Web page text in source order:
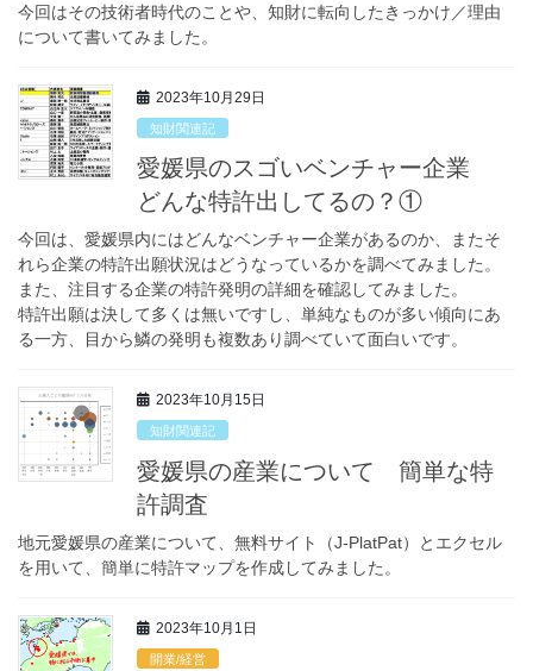
今回はその技術者時代のことや、知財に転向したきっかけ／理由
について書いてみました。
2023年10月29日
知財関連記
愛媛県のスゴいベンチャー企業
どんな特許出してるの？①
今回は、愛媛県内にはどんなベンチャー企業があるのか、またそ
れら企業の特許出願状況はどうなっているかを調べてみました。
また、注目する企業の特許発明の詳細を確認してみました。
特許出願は決して多くは無いですし、単純なものが多い傾向にあ
る一方、目から鱗の発明も複数あり調べていて面白いです。
2023年10月15日
知財関連記
愛媛県の産業について 簡単な特
許調査
地元愛媛県の産業について、無料サイト（J-PlatPat）とエクセル
を用いて、簡単に特許マップを作成してみました。
2023年10月1日
開業/経営